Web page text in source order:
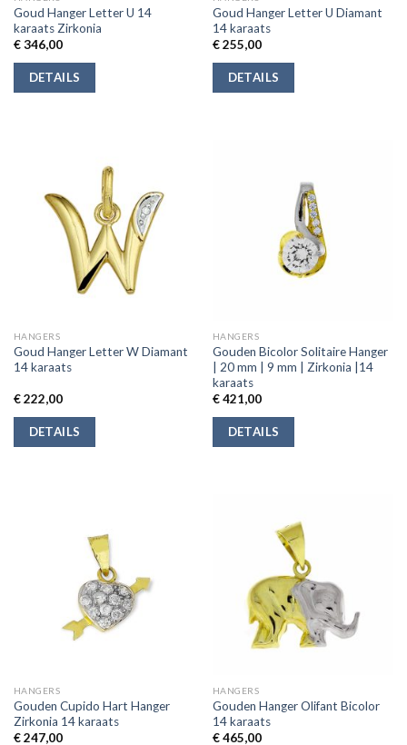
Goud Hanger Letter U 14
karaats Zirkonia
€346,00
DETAILS
Goud Hanger Letter U Diamant
14 karaats
€255,00
DETAILS
HANGERS
Goud Hanger Letter W Diamant
14 karaats
€222,00
DETAILS
HANGERS
Gouden Bicolor Solitaire Hanger
| 20 mm | 9 mm | Zirkonia |14
karaats
€421,00
DETAILS
HANGERS
Gouden Cupido Hart Hanger
Zirkonia 14 karaats
€247,00
HANGERS
Gouden Hanger Olifant Bicolor
14 karaats
€465,00